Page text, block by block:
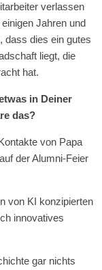
verlassen
Jahren und
dass dies ein gutes
liegt, die
hat.
in Deiner
das?
von Papa
der Alumni-Feier
von KI konzipierten
innovatives
gar nichts